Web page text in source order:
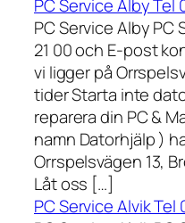
PC Service Alby Tel
PC Service Alby PC
21 00 och E-post
vi ligger på
tider Starta inte
reparera din PC &
namn Datorhjälp )
Orrspelsvägen 13,
Låt oss […]
PC Service Alvik Tel